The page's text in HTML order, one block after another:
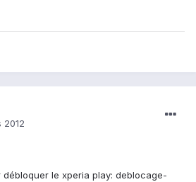
2012
le xperia play: deblocage-